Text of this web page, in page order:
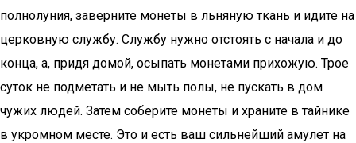
полнолуния, заверните монеты в льняную ткань и идите на
церковную службу. Службу нужно отстоять с начала и до
конца, а, придя домой, осыпать монетами прихожую. Трое
суток не подметать и не мыть полы, не пускать в дом
чужих людей. Затем соберите монеты и храните в тайнике
в укромном месте. Это и есть ваш сильнейший амулет на